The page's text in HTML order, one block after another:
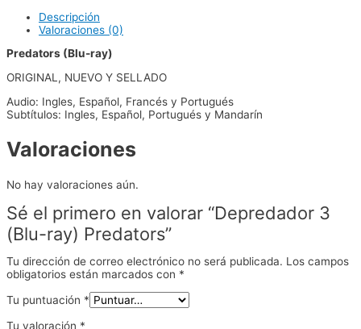
Descripción
Valoraciones (0)
Predators (Blu-ray)
ORIGINAL, NUEVO Y SELLADO
Audio: Ingles, Español, Francés y Portugués
Subtítulos: Ingles, Español, Portugués y Mandarín
Valoraciones
No hay valoraciones aún.
Sé el primero en valorar “Depredador 3
(Blu-ray) Predators”
Tu dirección de correo electrónico no será publicada. Los campos
obligatorios están marcados con *
Tu puntuación *
Tu valoración *